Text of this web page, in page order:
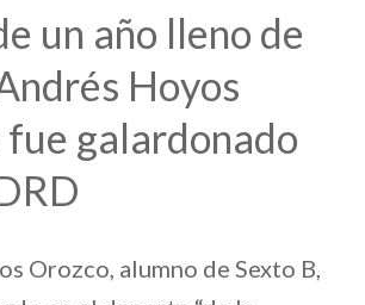
un año lleno de
Hoyos
galardonado
Orozco, alumno de Sexto B,